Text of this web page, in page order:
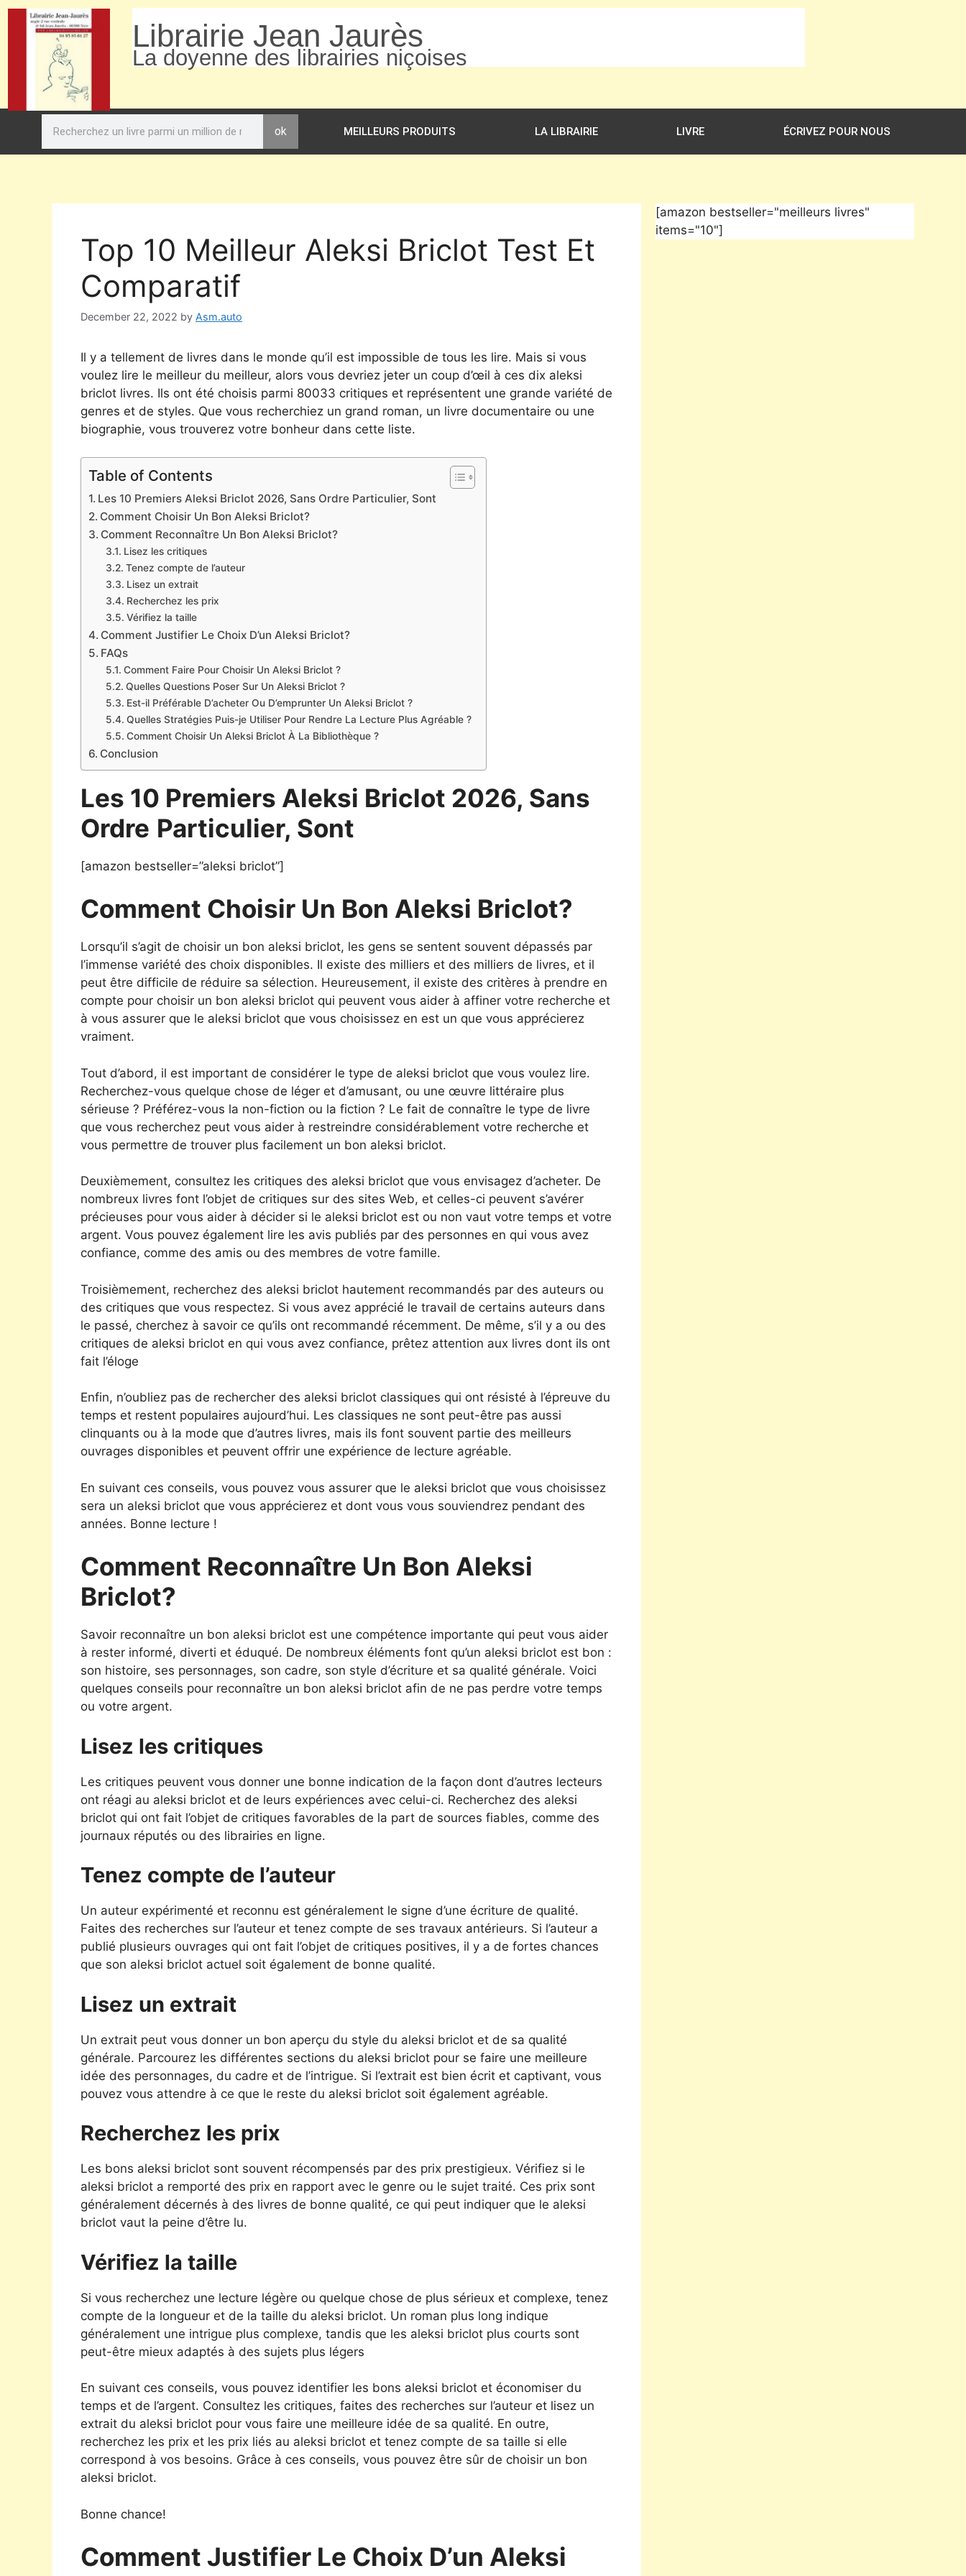
Librairie Jean Jaurès
La doyenne des librairies niçoises
ok MEILLEURS PRODUITS LA LIBRAIRIE LIVRE ÉCRIVEZ POUR NOUS
Top 10 Meilleur Aleksi Briclot Test Et
Comparatif
December 22, 2022 by Asm.auto
Il y a tellement de livres dans le monde qu’il est impossible de tous les lire. Mais si vous
voulez lire le meilleur du meilleur, alors vous devriez jeter un coup d’œil à ces dix aleksi
briclot livres. Ils ont été choisis parmi 80033 critiques et représentent une grande variété de
genres et de styles. Que vous recherchiez un grand roman, un livre documentaire ou une
biographie, vous trouverez votre bonheur dans cette liste.
Table of Contents
Les 10 Premiers Aleksi Briclot 2026, Sans Ordre Particulier, Sont
Comment Choisir Un Bon Aleksi Briclot?
Comment Reconnaître Un Bon Aleksi Briclot?
Lisez les critiques
Tenez compte de l’auteur
Lisez un extrait
Recherchez les prix
Vérifiez la taille
Comment Justifier Le Choix D’un Aleksi Briclot?
FAQs
Comment Faire Pour Choisir Un Aleksi Briclot ?
Quelles Questions Poser Sur Un Aleksi Briclot ?
Est-il Préférable D’acheter Ou D’emprunter Un Aleksi Briclot ?
Quelles Stratégies Puis-je Utiliser Pour Rendre La Lecture Plus Agréable ?
Comment Choisir Un Aleksi Briclot À La Bibliothèque ?
Conclusion
Les 10 Premiers Aleksi Briclot 2026, Sans
Ordre Particulier, Sont
[amazon bestseller=”aleksi briclot”]
Comment Choisir Un Bon Aleksi Briclot?
Lorsqu’il s’agit de choisir un bon aleksi briclot, les gens se sentent souvent dépassés par
l’immense variété des choix disponibles. Il existe des milliers et des milliers de livres, et il
peut être difficile de réduire sa sélection. Heureusement, il existe des critères à prendre en
compte pour choisir un bon aleksi briclot qui peuvent vous aider à affiner votre recherche et
à vous assurer que le aleksi briclot que vous choisissez en est un que vous apprécierez
vraiment.
Tout d’abord, il est important de considérer le type de aleksi briclot que vous voulez lire.
Recherchez-vous quelque chose de léger et d’amusant, ou une œuvre littéraire plus
sérieuse ? Préférez-vous la non-fiction ou la fiction ? Le fait de connaître le type de livre
que vous recherchez peut vous aider à restreindre considérablement votre recherche et
vous permettre de trouver plus facilement un bon aleksi briclot.
Deuxièmement, consultez les critiques des aleksi briclot que vous envisagez d’acheter. De
nombreux livres font l’objet de critiques sur des sites Web, et celles-ci peuvent s’avérer
précieuses pour vous aider à décider si le aleksi briclot est ou non vaut votre temps et votre
argent. Vous pouvez également lire les avis publiés par des personnes en qui vous avez
confiance, comme des amis ou des membres de votre famille.
Troisièmement, recherchez des aleksi briclot hautement recommandés par des auteurs ou
des critiques que vous respectez. Si vous avez apprécié le travail de certains auteurs dans
le passé, cherchez à savoir ce qu’ils ont recommandé récemment. De même, s’il y a ou des
critiques de aleksi briclot en qui vous avez confiance, prêtez attention aux livres dont ils ont
fait l’éloge
Enfin, n’oubliez pas de rechercher des aleksi briclot classiques qui ont résisté à l’épreuve du
temps et restent populaires aujourd’hui. Les classiques ne sont peut-être pas aussi
clinquants ou à la mode que d’autres livres, mais ils font souvent partie des meilleurs
ouvrages disponibles et peuvent offrir une expérience de lecture agréable.
En suivant ces conseils, vous pouvez vous assurer que le aleksi briclot que vous choisissez
sera un aleksi briclot que vous apprécierez et dont vous vous souviendrez pendant des
années. Bonne lecture !
Comment Reconnaître Un Bon Aleksi
Briclot?
Savoir reconnaître un bon aleksi briclot est une compétence importante qui peut vous aider
à rester informé, diverti et éduqué. De nombreux éléments font qu’un aleksi briclot est bon :
son histoire, ses personnages, son cadre, son style d’écriture et sa qualité générale. Voici
quelques conseils pour reconnaître un bon aleksi briclot afin de ne pas perdre votre temps
ou votre argent.
Lisez les critiques
Les critiques peuvent vous donner une bonne indication de la façon dont d’autres lecteurs
ont réagi au aleksi briclot et de leurs expériences avec celui-ci. Recherchez des aleksi
briclot qui ont fait l’objet de critiques favorables de la part de sources fiables, comme des
journaux réputés ou des librairies en ligne.
Tenez compte de l’auteur
Un auteur expérimenté et reconnu est généralement le signe d’une écriture de qualité.
Faites des recherches sur l’auteur et tenez compte de ses travaux antérieurs. Si l’auteur a
publié plusieurs ouvrages qui ont fait l’objet de critiques positives, il y a de fortes chances
que son aleksi briclot actuel soit également de bonne qualité.
Lisez un extrait
Un extrait peut vous donner un bon aperçu du style du aleksi briclot et de sa qualité
générale. Parcourez les différentes sections du aleksi briclot pour se faire une meilleure
idée des personnages, du cadre et de l’intrigue. Si l’extrait est bien écrit et captivant, vous
pouvez vous attendre à ce que le reste du aleksi briclot soit également agréable.
Recherchez les prix
Les bons aleksi briclot sont souvent récompensés par des prix prestigieux. Vérifiez si le
aleksi briclot a remporté des prix en rapport avec le genre ou le sujet traité. Ces prix sont
généralement décernés à des livres de bonne qualité, ce qui peut indiquer que le aleksi
briclot vaut la peine d’être lu.
Vérifiez la taille
Si vous recherchez une lecture légère ou quelque chose de plus sérieux et complexe, tenez
compte de la longueur et de la taille du aleksi briclot. Un roman plus long indique
généralement une intrigue plus complexe, tandis que les aleksi briclot plus courts sont
peut-être mieux adaptés à des sujets plus légers
En suivant ces conseils, vous pouvez identifier les bons aleksi briclot et économiser du
temps et de l’argent. Consultez les critiques, faites des recherches sur l’auteur et lisez un
extrait du aleksi briclot pour vous faire une meilleure idée de sa qualité. En outre,
recherchez les prix et les prix liés au aleksi briclot et tenez compte de sa taille si elle
correspond à vos besoins. Grâce à ces conseils, vous pouvez être sûr de choisir un bon
aleksi briclot.
Bonne chance!
Comment Justifier Le Choix D’un Aleksi
[amazon bestseller="meilleurs livres"
items="10"]